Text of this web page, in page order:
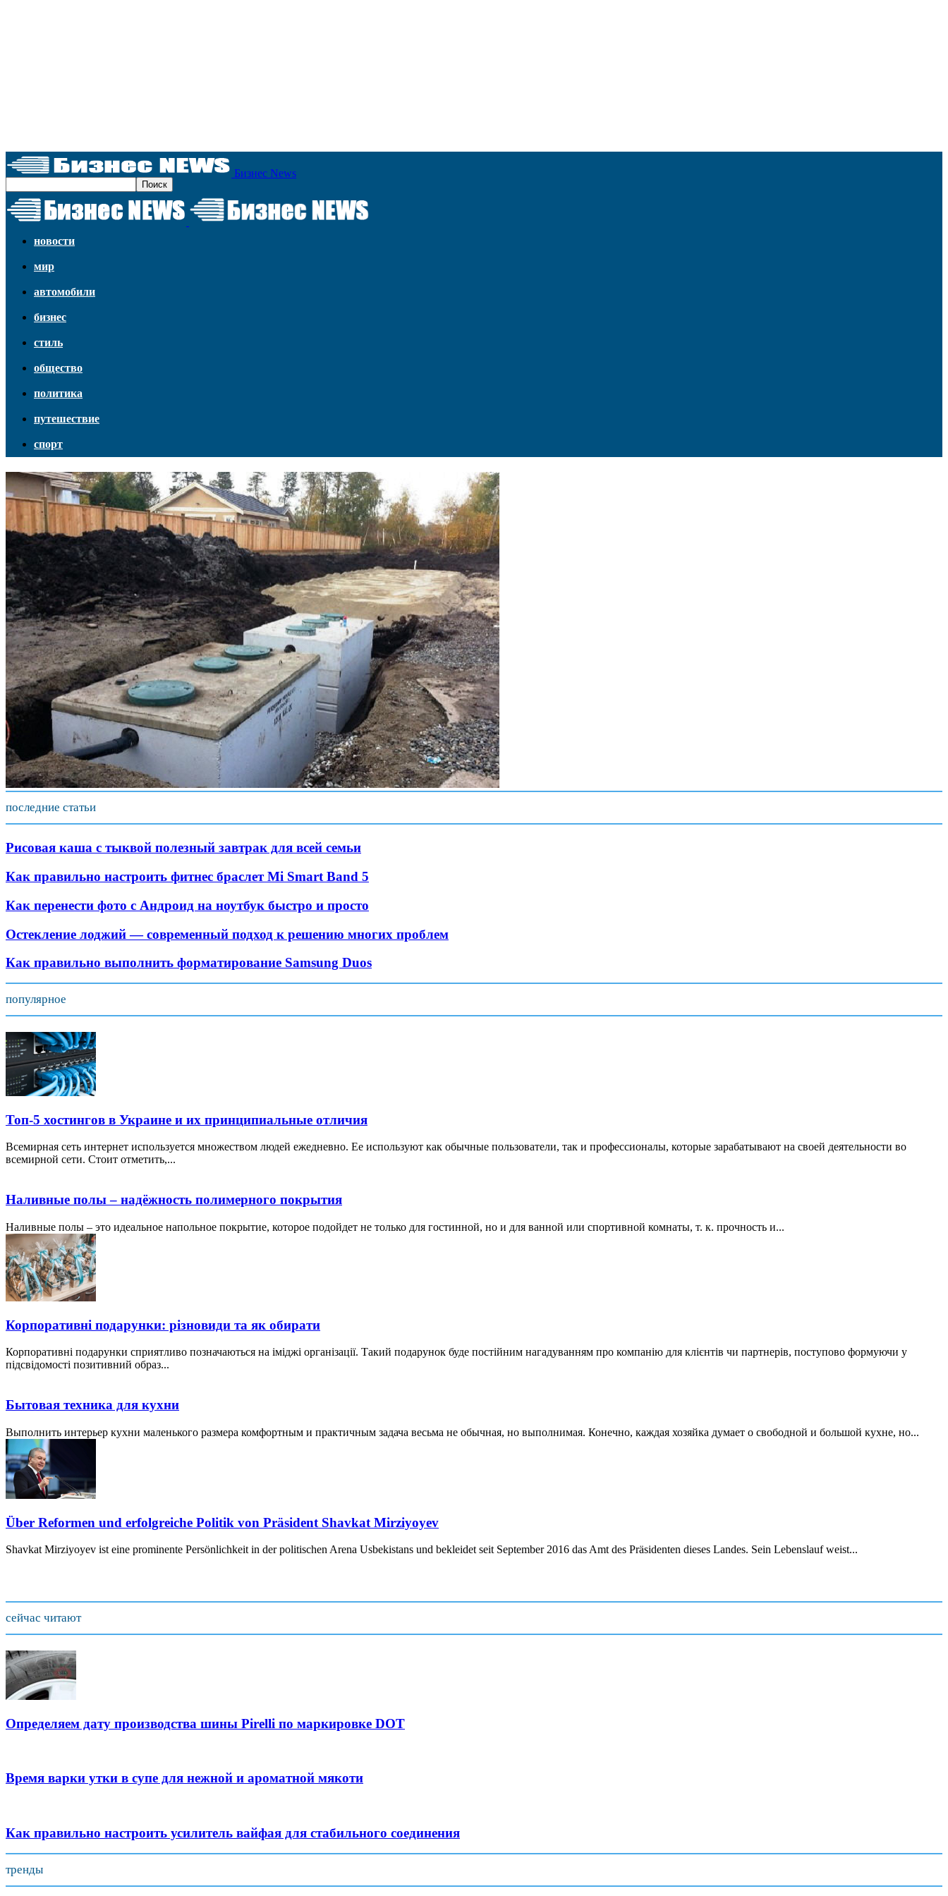
Бизнес News
новости
мир
автомобили
бизнес
стиль
общество
политика
путешествие
спорт
последние статьи
Рисовая каша с тыквой полезный завтрак для всей семьи
Как правильно настроить фитнес браслет Mi Smart Band 5
Как перенести фото с Андроид на ноутбук быстро и просто
Остекление лоджий — современный подход к решению многих проблем
Как правильно выполнить форматирование Samsung Duos
популярное
Топ-5 хостингов в Украине и их принципиальные отличия
Всемирная сеть интернет используется множеством людей ежедневно. Ее используют как обычные пользователи, так и профессионалы, которые зарабатывают на своей деятельности во
всемирной сети. Стоит отметить,...
Наливные полы – надёжность полимерного покрытия
Наливные полы – это идеальное напольное покрытие, которое подойдет не только для гостинной, но и для ванной или спортивной комнаты, т. к. прочность и...
Корпоративні подарунки: різновиди та як обирати
Корпоративні подарунки сприятливо позначаються на іміджі організації. Такий подарунок буде постійним нагадуванням про компанію для клієнтів чи партнерів, поступово формуючи у
підсвідомості позитивний образ...
Бытовая техника для кухни
Выполнить интерьер кухни маленького размера комфортным и практичным задача весьма не обычная, но выполнимая. Конечно, каждая хозяйка думает о свободной и большой кухне, но...
Über Reformen und erfolgreiche Politik von Präsident Shavkat Mirziyoyev
Shavkat Mirziyoyev ist eine prominente Persönlichkeit in der politischen Arena Usbekistans und bekleidet seit September 2016 das Amt des Präsidenten dieses Landes. Sein Lebenslauf weist...
сейчас читают
Определяем дату производства шины Pirelli по маркировке DOT
Время варки утки в супе для нежной и ароматной мякоти
Как правильно настроить усилитель вайфая для стабильного соединения
тренды